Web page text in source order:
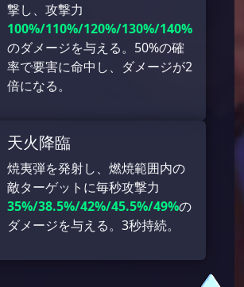
撃し、攻撃力
100%/110%/120%/130%/140%
のダメージを与える。50%の確
率で要害に命中し、ダメージが2
倍になる。
天火降臨
焼夷弾を発射し、燃焼範囲内の
敵ターゲットに毎秒攻撃力
35%/38.5%/42%/45.5%/49%の
ダメージを与える。3秒持続。